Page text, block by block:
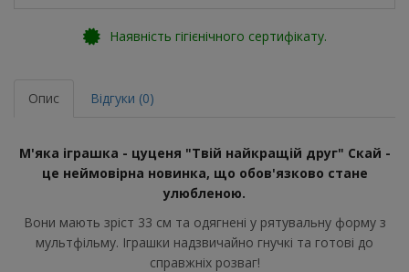
Наявність гігієнічного сертифікату.
Опис Відгуки (0)
М'яка іграшка - цуценя "Твій найкращій друг" Скай -
це неймовірна новинка, що обов'язково стане
улюбленою.
Вони мають зріст 33 см та одягнені у рятувальну форму з
мультфільму. Іграшки надзвичайно гнучкі та готові до
справжніх розваг!